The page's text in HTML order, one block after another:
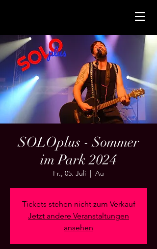
SOLOplus - Sommer
im Park 2024
Fr., 05. Juli
  |
Au
Tickets stehen nicht zum Verkauf
Jetzt andere Veranstaltungen
ansehen